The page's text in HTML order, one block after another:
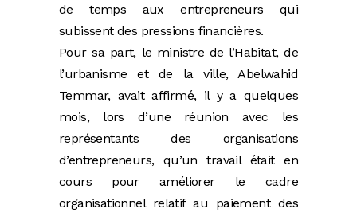
de temps aux entrepreneurs qui
subissent des pressions financières.
Pour sa part, le ministre de l’Habitat, de
l’urbanisme et de la ville, Abelwahid
Temmar, avait affirmé, il y a quelques
mois, lors d’une réunion avec les
représentants des organisations
d’entrepreneurs, qu’un travail était en
cours pour améliorer le cadre
organisationnel relatif au paiement des